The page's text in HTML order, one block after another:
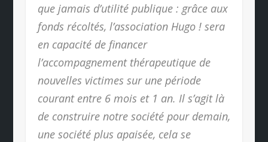
que jamais d’utilité publique : grâce aux
fonds récoltés, l’association Hugo ! sera
en capacité de financer
l’accompagnement thérapeutique de
nouvelles victimes sur une période
courant entre 6 mois et 1 an. Il s’agit là
de construire notre société pour demain,
une société plus apaisée, cela se